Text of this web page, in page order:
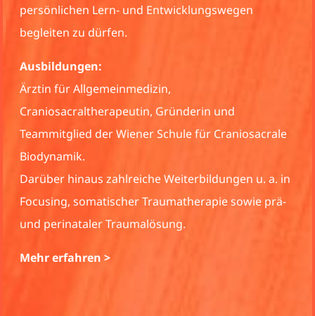
Ausbildungsteilnehmer:innen auf ihrem Lern- und
Entwicklungsweg begleiten zu dürfen.
Ausbildungen
Pädagogin, psychologische Beratung,
Psychosynthese-counselling, Mediation,
Supervision/Coaching, Facereading,
Masterlehrgang in Achtsamkeit
Mehr erfahren >